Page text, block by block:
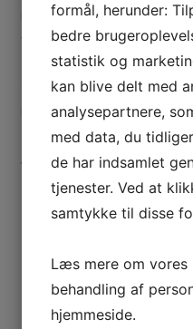
nærmere.
Vi ser frem til at
Service af din bil i
mister garantien!
Vi kan blandt andet
Serviceeftersyn
Service på
Ny og gammel
Rudereparation
formål, herunder:
bedre
statistik og
kan blive delt med
analysepartnere,
med data, du
de har indsamlet
tjenester. Ved at
samtykke til disse
Læs mere om
behandling af
hjemmeside.